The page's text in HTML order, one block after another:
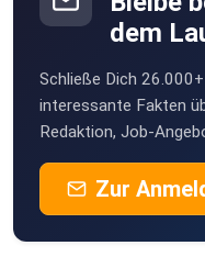
MLindaK
Euskirchen
Steineroth
tytpx3mc
dem
Schließe Dich
interessante Fakten
Redaktion, Job-
Zur